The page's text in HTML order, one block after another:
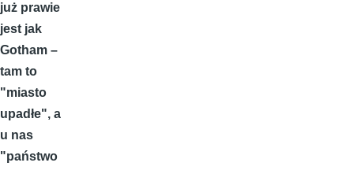
już prawie
jest jak
Gotham –
tam to
"miasto
upadłe", a
u nas
"państwo